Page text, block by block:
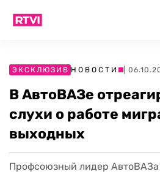
ЭКСКЛЮЗИВ НОВОСТИ |
В АвтоВАЗе
слухи о работе
выходных
Профсоюзный лидер АвтоВАЗа